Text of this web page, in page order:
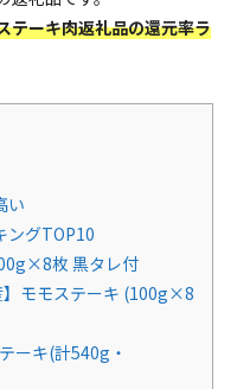
テーキ肉返礼品の還元率ラ
い
ングTOP10
枚 黒タレ付
】モモステーキ (100g×8
ーキ(計540g・